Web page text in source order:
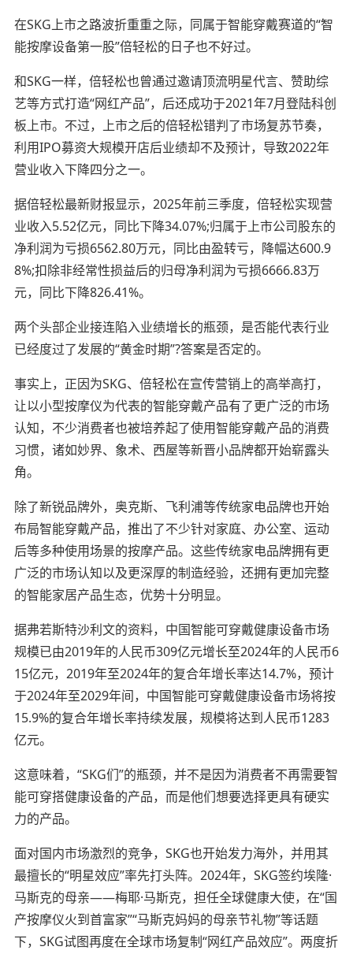
在SKG上市之路波折重重之际，同属于智能穿戴赛道的“智
能按摩设备第一股”倍轻松的日子也不好过。
和SKG一样，倍轻松也曾通过邀请顶流明星代言、赞助综
艺等方式打造“网红产品”，后还成功于2021年7月登陆科创
板上市。不过，上市之后的倍轻松错判了市场复苏节奏，
利用IPO募资大规模开店后业绩却不及预计，导致2022年
营业收入下降四分之一。
据倍轻松最新财报显示，2025年前三季度，倍轻松实现营
业收入5.52亿元，同比下降34.07%;归属于上市公司股东的
净利润为亏损6562.80万元，同比由盈转亏，降幅达600.9
8%;扣除非经常性损益后的归母净利润为亏损6666.83万
元，同比下降826.41%。
两个头部企业接连陷入业绩增长的瓶颈，是否能代表行业
已经度过了发展的“黄金时期”?答案是否定的。
事实上，正因为SKG、倍轻松在宣传营销上的高举高打，
让以小型按摩仪为代表的智能穿戴产品有了更广泛的市场
认知，不少消费者也被培养起了使用智能穿戴产品的消费
习惯，诸如妙界、象术、西屋等新晋小品牌都开始崭露头
角。
除了新锐品牌外，奥克斯、飞利浦等传统家电品牌也开始
布局智能穿戴产品，推出了不少针对家庭、办公室、运动
后等多种使用场景的按摩产品。这些传统家电品牌拥有更
广泛的市场认知以及更深厚的制造经验，还拥有更加完整
的智能家居产品生态，优势十分明显。
据弗若斯特沙利文的资料，中国智能可穿戴健康设备市场
规模已由2019年的人民币309亿元增长至2024年的人民币6
15亿元，2019年至2024年的复合年增长率达14.7%，预计
于2024年至2029年间，中国智能可穿戴健康设备市场将按
15.9%的复合年增长率持续发展，规模将达到人民币1283
亿元。
这意味着，“SKG们”的瓶颈，并不是因为消费者不再需要智
能可穿搭健康设备的产品，而是他们想要选择更具有硬实
力的产品。
面对国内市场激烈的竞争，SKG也开始发力海外，并用其
最擅长的“明星效应”率先打头阵。2024年，SKG签约埃隆·
马斯克的母亲——梅耶·马斯克，担任全球健康大使，在“国
产按摩仪火到首富家”“马斯克妈妈的母亲节礼物”等话题
下，SKG试图再度在全球市场复制“网红产品效应”。 两度折